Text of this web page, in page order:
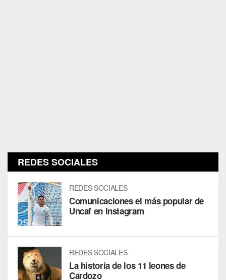
REDES SOCIALES
REDES SOCIALES
Comunicaciones el más popular de
Uncaf en Instagram
REDES SOCIALES
La historia de los 11 leones de
Cardozo